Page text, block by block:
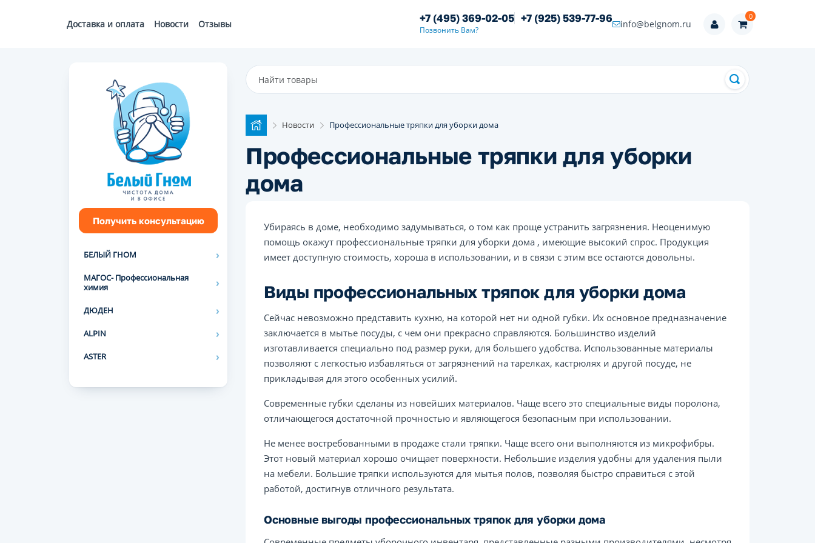
Доставка и оплата Новости Отзывы +7 (495) 369-02-05 +7 (925) 539-77-96
Позвонить Вам?
info@belgnom.ru
0
Получить консультацию
БЕЛЫЙ ГНОМ
МАГОС- Профессиональная
химия
ДЮДЕН
ALPIN
ASTER
Новости Профессиональные тряпки для уборки дома
Профессиональные тряпки для уборки
дома
Убираясь в доме, необходимо задумываться, о том как проще устранить загрязнения. Неоценимую
помощь окажут профессиональные тряпки для уборки дома , имеющие высокий спрос. Продукция
имеет доступную стоимость, хороша в использовании, и в связи с этим все остаются довольны.
Виды профессиональных тряпок для уборки дома
Сейчас невозможно представить кухню, на которой нет ни одной губки. Их основное предназначение
заключается в мытье посуды, с чем они прекрасно справляются. Большинство изделий
изготавливается специально под размер руки, для большего удобства. Использованные материалы
позволяют с легкостью избавляться от загрязнений на тарелках, кастрюлях и другой посуде, не
прикладывая для этого особенных усилий.
Современные губки сделаны из новейших материалов. Чаще всего это специальные виды поролона,
отличающегося достаточной прочностью и являющегося безопасным при использовании.
Не менее востребованными в продаже стали тряпки. Чаще всего они выполняются из микрофибры.
Этот новый материал хорошо очищает поверхности. Небольшие изделия удобны для удаления пыли
на мебели. Большие тряпки используются для мытья полов, позволяя быстро справиться с этой
работой, достигнув отличного результата.
Основные выгоды профессиональных тряпок для уборки дома